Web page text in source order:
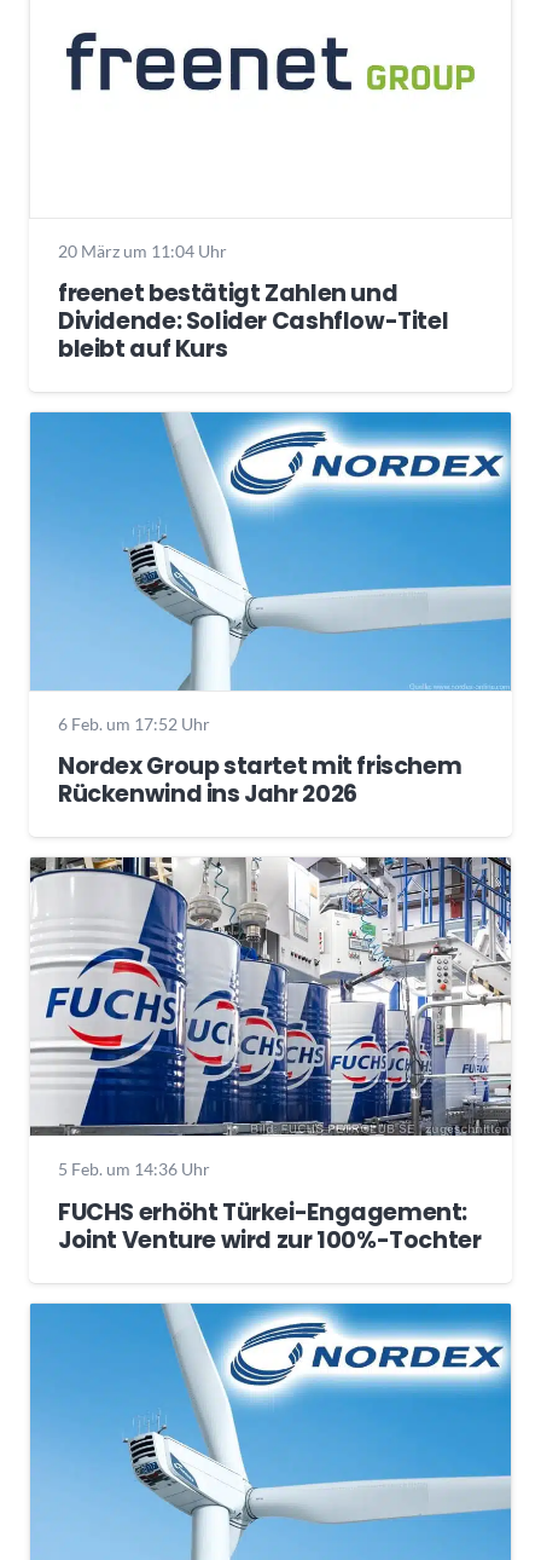
20 März um 11:04 Uhr
freenet bestätigt Zahlen und
Dividende: Solider Cashflow-Titel
bleibt auf Kurs
6 Feb. um 17:52 Uhr
Nordex Group startet mit frischem
Rückenwind ins Jahr 2026
5 Feb. um 14:36 Uhr
FUCHS erhöht Türkei-Engagement:
Joint Venture wird zur 100%-Tochter